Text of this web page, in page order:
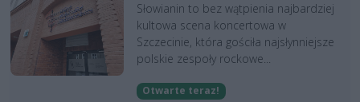
Słowianin to bez wątpienia najbardziej
kultowa scena koncertowa w
Szczecinie, która gościła najsłynniejsze
polskie zespoły rockowe...
Otwarte teraz!